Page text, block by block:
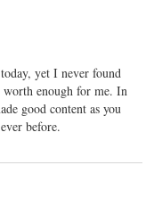
yet I never found
enough for me. In
good content as you
before.